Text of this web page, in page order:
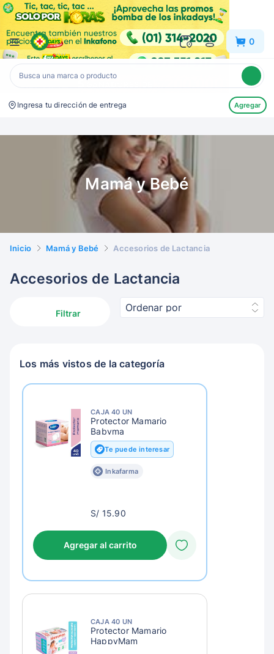
Inkafarma 0
Ingresa tu dirección de entrega Agregar
Mamá y Bebé
Inicio Mamá y Bebé Accesorios de Lactancia
Accesorios de Lactancia
Filtrar Ordenar por
Los más vistos de la categoría
CAJA 40 UN
Protector Mamario
Babyma
Te puede interesar
Inkafarma
S/
S/ 15.90
Agregar al carrito
CAJA 40 UN
Protector Mamario
HappyMam